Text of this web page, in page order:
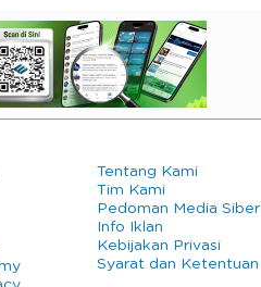
Tentang Kami
Tim Kami
Pedoman Media Siber
Info Iklan
Kebijakan Privasi
Syarat dan Ketentuan